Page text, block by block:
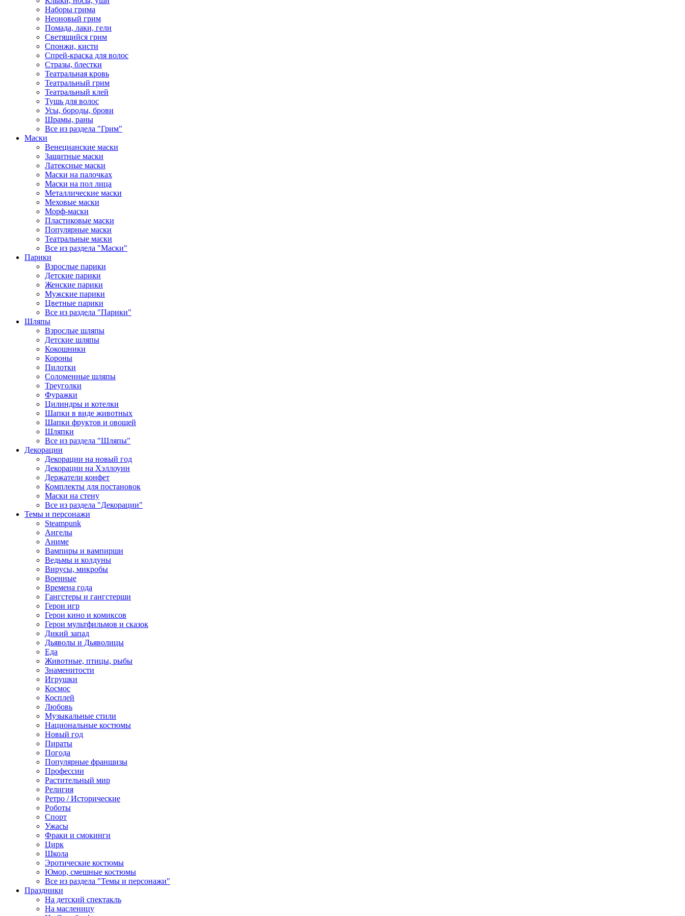
Наборы грима
Неоновый грим
Помада, лаки, гели
Светящийся грим
Спонжи, кисти
Спрей-краска для волос
Стразы, блестки
Театральная кровь
Театральный грим
Театральный клей
Тушь для волос
Усы, бороды, брови
Шрамы, раны
Все из раздела "Грим"
Маски
Венецианские маски
Защитные маски
Латексные маски
Маски на палочках
Маски на пол лица
Металлические маски
Меховые маски
Морф-маски
Пластиковые маски
Популярные маски
Театральные маски
Все из раздела "Маски"
Парики
Взрослые парики
Детские парики
Женские парики
Мужские парики
Цветные парики
Все из раздела "Парики"
Шляпы
Взрослые шляпы
Детские шляпы
Кокошники
Короны
Пилотки
Соломенные шляпы
Треуголки
Фуражки
Цилиндры и котелки
Шапки в виде животных
Шапки фруктов и овощей
Шляпки
Все из раздела "Шляпы"
Декорации
Декорации на новый год
Декорации на Хэллоуин
Держатели конфет
Комплекты для постановок
Маски на стену
Все из раздела "Декорации"
Темы и персонажи
Steampunk
Ангелы
Аниме
Вампиры и вампирши
Ведьмы и колдуны
Вирусы, микробы
Военные
Времена года
Гангстеры и гангстерши
Герои игр
Герои кино и комиксов
Герои мультфильмов и сказок
Дикий запад
Дьяволы и Дьяволицы
Еда
Животные, птицы, рыбы
Знаменитости
Игрушки
Космос
Косплей
Любовь
Музыкальные стили
Национальные костюмы
Новый год
Пираты
Погода
Популярные франшизы
Профессии
Растительный мир
Религия
Ретро / Исторические
Роботы
Спорт
Ужасы
Фраки и смокинги
Цирк
Школа
Эротические костюмы
Юмор, смешные костюмы
Все из раздела "Темы и персонажи"
Праздники
На детский спектакль
На масленицу